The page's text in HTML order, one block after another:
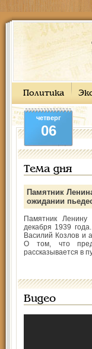
Политика
четверг
06
Тема дня
Памятник
ожидании
Памятник
декабря 1939
Василий Козлов и
О том, что
рассказывается в
Видео